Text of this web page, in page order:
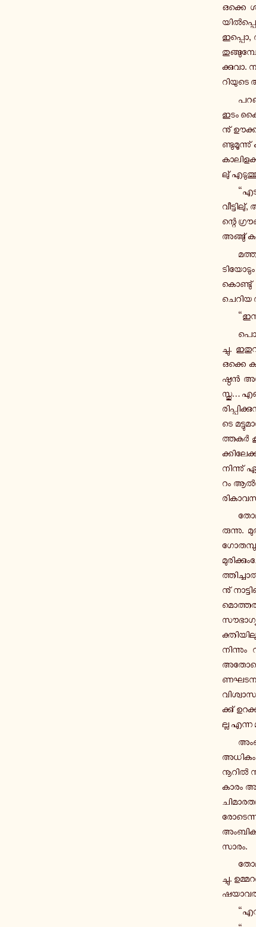
ഒക്കെ
ഇപ്പൊ,
ക്കു­വാ.
ഇടം
നു്
ണ്ടു­മൂ­ന്നു്
ലു്
ന്റെ
അ­ങ്ങു്
കൊ­ണ്ടു്
ചെറിയ
ച്ചു.
ഒക്കെ
ഷ്ഠൻ
സ്തു…
ടെ
ത്ത­കർ
നി­ന്നു്
റം
രു­ന്നു.
നു്
നി­ന്നും
അതോടെ
ക്കു്
ല്ല എന്ന
അധികം
നൂറിൽ
കാ­രം
സാരം.
ച്ചു.